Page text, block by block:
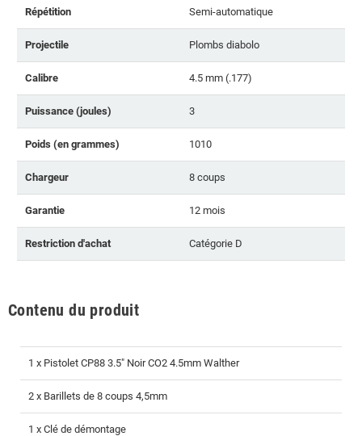
Répétition Semi-automatique
Projectile Plombs diabolo
Calibre 4.5 mm (.177)
Puissance (joules) 3
Poids (en grammes) 1010
Chargeur 8 coups
Garantie 12 mois
Restriction d'achat Catégorie D
Contenu du produit
1 x Pistolet CP88 3.5" Noir CO2 4.5mm Walther
2 x Barillets de 8 coups 4,5mm
1 x Clé de démontage